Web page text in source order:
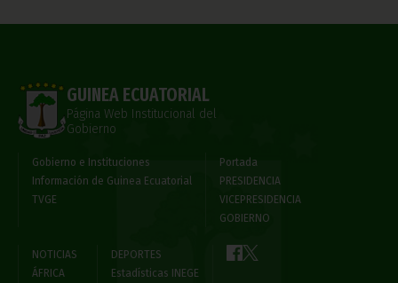
GUINEA ECUATORIAL
Página Web Institucional del
Gobierno
Gobierno e Instituciones
Información de Guinea Ecuatorial
TVGE
Portada
PRESIDENCIA
VICEPRESIDENCIA
GOBIERNO
NOTICIAS
ÁFRICA
DEPORTES
Estadísticas INEGE